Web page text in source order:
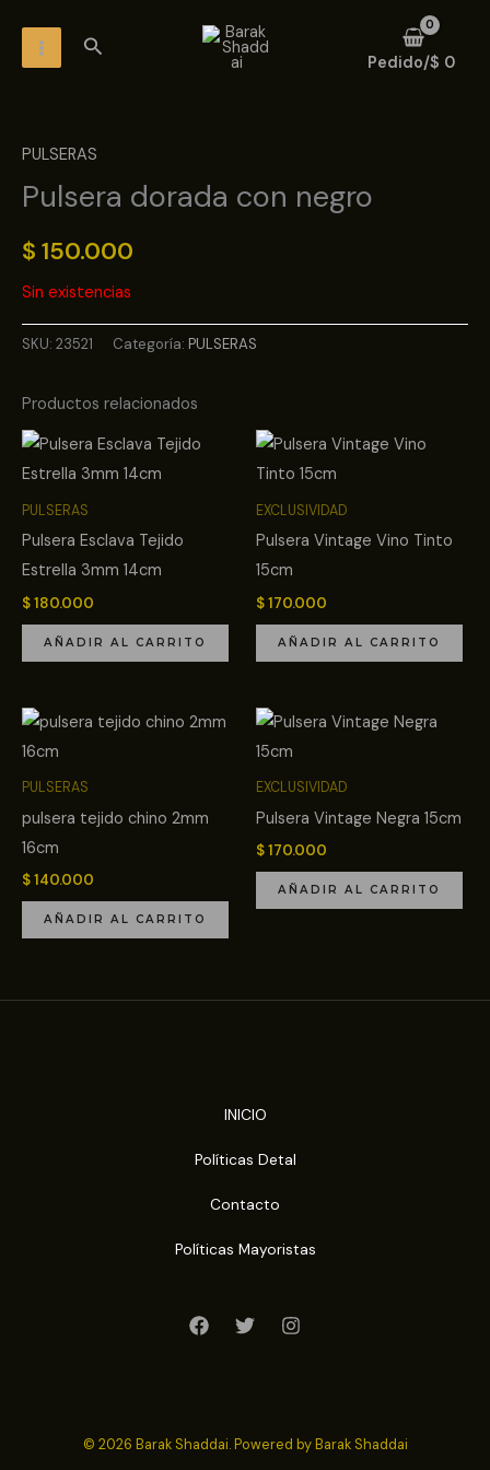
contenidoMENU
Buscar
Pedido/$ 0
PULSERAS
Pulsera dorada con negro
$ 150.000
Sin existencias
SKU: 23521 Categoría: PULSERAS
Productos relacionados
PULSERAS
Pulsera Esclava Tejido
Estrella 3mm 14cm
$180.000
AÑADIR AL CARRITO
EXCLUSIVIDAD
Pulsera Vintage Vino Tinto
15cm
$170.000
AÑADIR AL CARRITO
PULSERAS
pulsera tejido chino 2mm
16cm
$140.000
AÑADIR AL CARRITO
EXCLUSIVIDAD
Pulsera Vintage Negra 15cm
$170.000
AÑADIR AL CARRITO
INICIO
Políticas Detal
Contacto
Políticas Mayoristas
© 2026 Barak Shaddai. Powered by Barak Shaddai